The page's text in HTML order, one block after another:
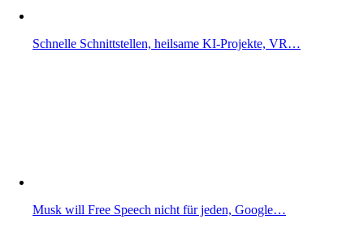
Schnelle Schnittstellen, heilsame KI-Projekte, VR…
Musk will Free Speech nicht für jeden, Google…